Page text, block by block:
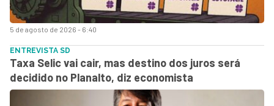
5 de agosto de 2026 - 6:40
ENTREVISTA SD
Taxa Selic vai cair, mas destino dos juros será
decidido no Planalto, diz economista